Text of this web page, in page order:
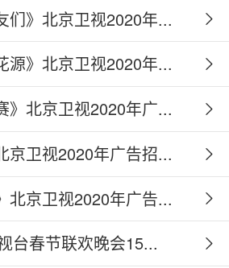
们》北京卫视2020年...
源》北京卫视2020年...
》北京卫视2020年广...
京卫视2020年广告招...
北京卫视2020年广告...
台春节联欢晚会15...